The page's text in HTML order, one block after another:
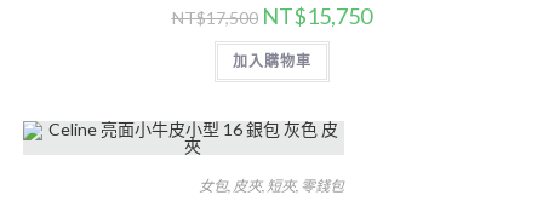
NT$17,500 NT$15,750
加入購物車
女包, 皮夾, 短夾, 零錢包